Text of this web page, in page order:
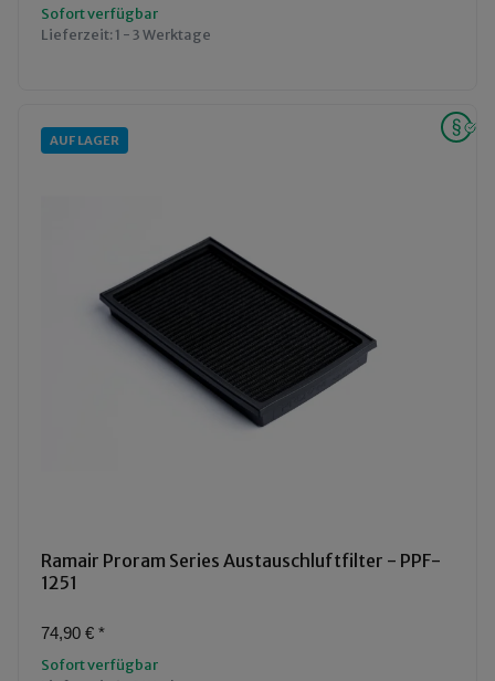
Sofort verfügbar
Lieferzeit:1 - 3 Werktage
AUF LAGER
Ramair Proram Series Austauschluftfilter - PPF-
1251
74,90 € *
Sofort verfügbar